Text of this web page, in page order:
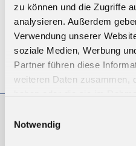
zu können und die Zugriffe
analysieren. Außerdem
Verwendung unserer
soziale Medien, Werbung
Partner führen diese
weiteren Daten zusammen,
Notwendig
© KLEIBERIT SE & CO. KG, Max-
Germany
EINKAUFEN